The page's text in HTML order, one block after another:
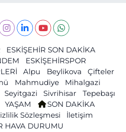
ESKİŞEHİR SON DAKİKA
ESKİŞEHİRSPOR
Alpu Beylikova
Çifteler
Mahmudiye
Mihalgazi
Seyitgazi Sivrihisar
Tepebaşı
YAŞAM
SON DAKİKA
Sözleşmesi
İletişim
HAVA DURUMU